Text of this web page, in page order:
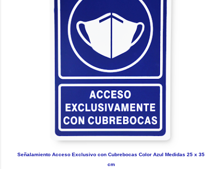
Señalamiento Acceso Exclusivo con Cubrebocas Color Azul Medidas 25 x 35
cm